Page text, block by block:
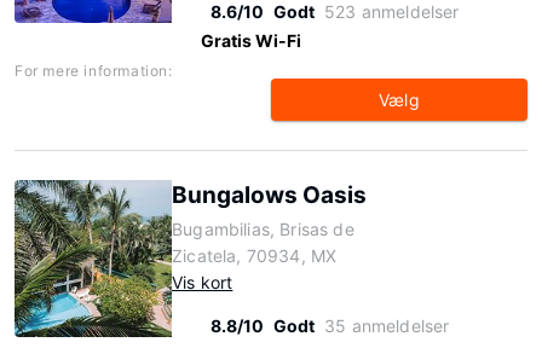
8.6/10 Godt 523 anmeldelser
Gratis Wi-Fi
For mere information:
Vælg
Bungalows Oasis
Bugambilias, Brisas de
Zicatela, 70934, MX
Vis kort
8.8/10 Godt 35 anmeldelser